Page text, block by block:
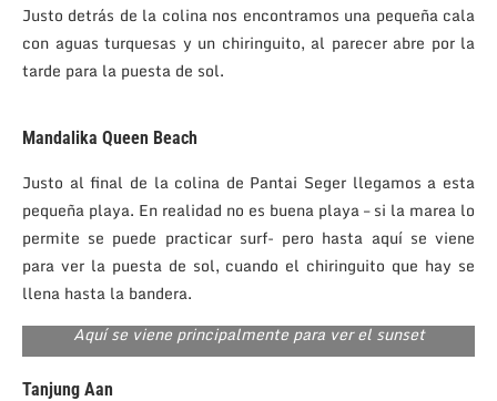
Justo detrás de la colina nos encontramos una pequeña cala
con aguas turquesas y un chiringuito, al parecer abre por la
tarde para la puesta de sol.
Mandalika Queen Beach
Justo al final de la colina de Pantai Seger llegamos a esta
pequeña playa. En realidad no es buena playa – si la marea lo
permite se puede practicar surf- pero hasta aquí se viene
para ver la puesta de sol, cuando el chiringuito que hay se
llena hasta la bandera.
Aquí se viene principalmente para ver el sunset
Tanjung Aan